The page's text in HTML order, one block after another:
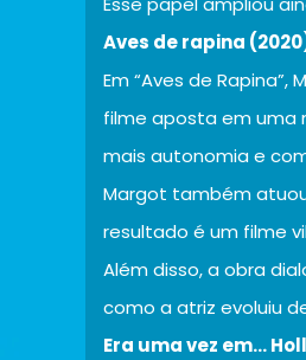
Aves de rapina
Em “Aves de
filme aposta em uma
mais autonomia e
Margot também
resultado é um filme
Além disso, a obra
como a atriz evoluiu
Era uma vez em…